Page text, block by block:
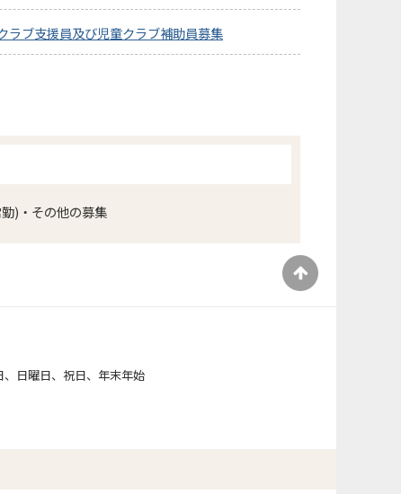
ラブ支援員及び児童クラブ補助員募集
)・その他の募集
日曜日、祝日、年末年始